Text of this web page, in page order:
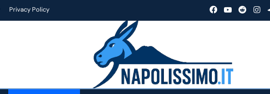
Privacy Policy FacebookYou TubeReddit